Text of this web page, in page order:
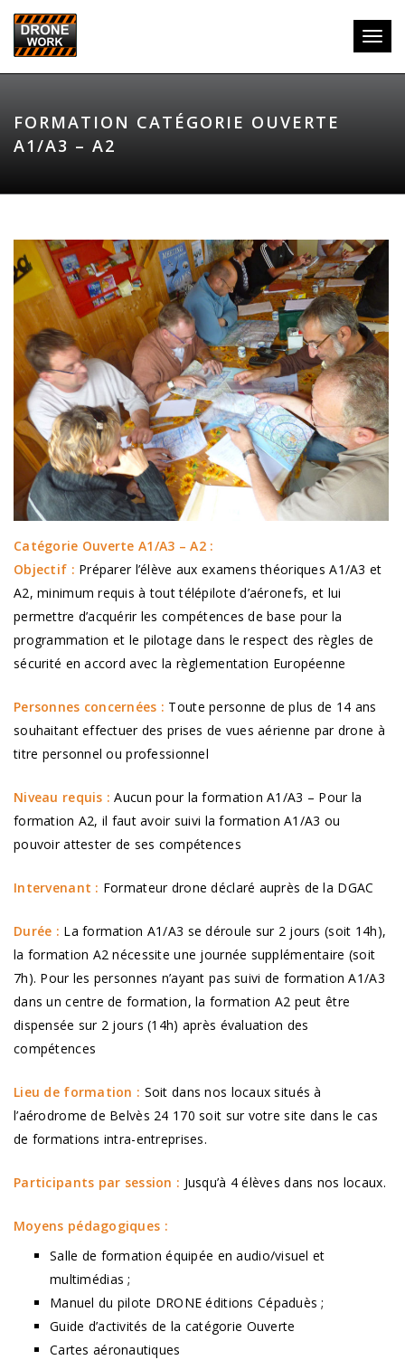
FORMATION CATÉGORIE OUVERTE
A1/A3 – A2
Catégorie Ouverte A1/A3 – A2 :
Objectif : Préparer l’élève aux examens théoriques A1/A3 et
A2, minimum requis à tout télépilote d’aéronefs, et lui
permettre d’acquérir les compétences de base pour la
programmation et le pilotage dans le respect des règles de
sécurité en accord avec la règlementation Européenne
Personnes concernées : Toute personne de plus de 14 ans
souhaitant effectuer des prises de vues aérienne par drone à
titre personnel ou professionnel
Niveau requis : Aucun pour la formation A1/A3 – Pour la
formation A2, il faut avoir suivi la formation A1/A3 ou
pouvoir attester de ses compétences
Intervenant : Formateur drone déclaré auprès de la DGAC
Durée : La formation A1/A3 se déroule sur 2 jours (soit 14h),
la formation A2 nécessite une journée supplémentaire (soit
7h). Pour les personnes n’ayant pas suivi de formation A1/A3
dans un centre de formation, la formation A2 peut être
dispensée sur 2 jours (14h) après évaluation des
compétences
Lieu de formation : Soit dans nos locaux situés à
l’aérodrome de Belvès 24 170 soit sur votre site dans le cas
de formations intra-entreprises.
Participants par session : Jusqu’à 4 élèves dans nos locaux.
Moyens pédagogiques :
Salle de formation équipée en audio/visuel et
multimédias ;
Manuel du pilote DRONE éditions Cépaduès ;
Guide d’activités de la catégorie Ouverte
Cartes aéronautiques